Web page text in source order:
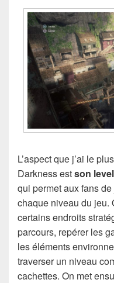
L’aspect que j’ai le
Darkness estson
qui permet aux fans
chaque niveau du jeu.
certains endroits
parcours, repérer les
les éléments
traverser un niveau
cachettes. On met